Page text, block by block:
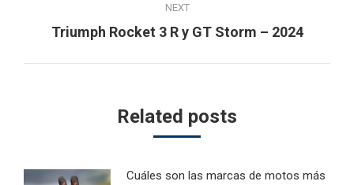
NEXT
Next
Triumph Rocket 3 R y GT Storm – 2024
Related posts
Cuáles son las marcas de motos más